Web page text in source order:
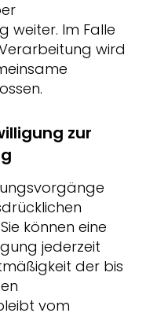
weiter. Im Falle
wird
zur
können eine
jederzeit
der bis
vom